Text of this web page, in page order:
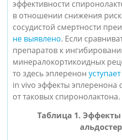
эффективности
в отношении снижения
сосудистой смертности
не выявлено. Если
препаратов к
минералокортикоидных
то здесь эплеренон уступает
in vivo эффекты эплеренона
от таковых спиронолактона.
Таблица 1. Эффекты